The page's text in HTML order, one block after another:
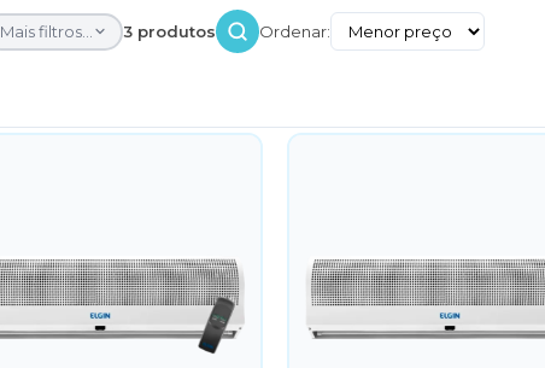
Mais filtros... 3 produtos Ordenar: